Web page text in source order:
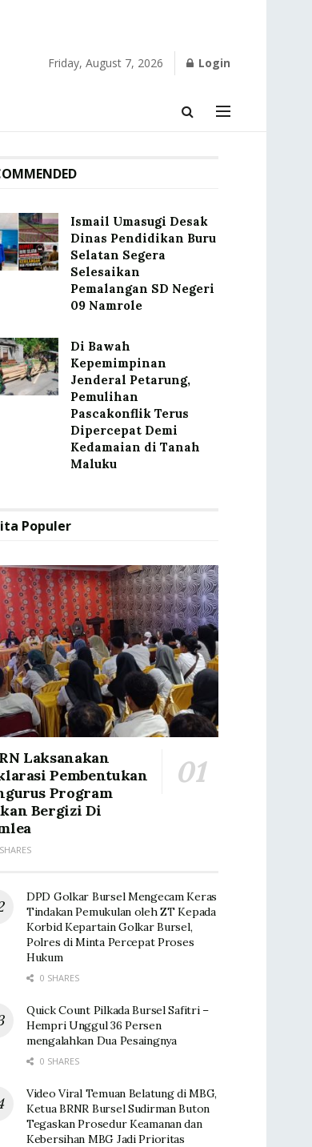
Friday, August 7, 2026 Login
Ismail Umasugi Desak
Dinas Pendidikan Buru
Selatan Segera
Selesaikan
Pemalangan SD Negeri
09 Namrole
Di Bawah
Kepemimpinan
Jenderal Petarung,
Pemulihan
Pascakonflik Terus
Dipercepat Demi
Kedamaian di Tanah
Maluku
Populer
Laksanakan
Pembentukan
Program
Bergizi Di
DPD Golkar Bursel Mengecam Keras
Tindakan Pemukulan oleh ZT Kepada
Korbid Kepartain Golkar Bursel,
Polres di Minta Percepat Proses
Hukum
0 SHARES
Quick Count Pilkada Bursel Safitri –
Hempri Unggul 36 Persen
mengalahkan Dua Pesaingnya
0 SHARES
Video Viral Temuan Belatung di MBG,
Ketua BRNR Bursel Sudirman Buton
Tegaskan Prosedur Keamanan dan
Kebersihan MBG Jadi Prioritas